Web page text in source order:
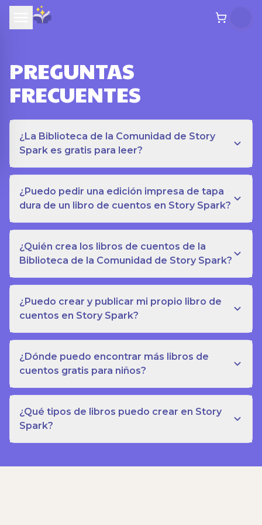
PREGUNTAS
FRECUENTES
¿La Biblioteca de la Comunidad de Story
Spark es gratis para leer?
¿Puedo pedir una edición impresa de tapa
dura de un libro de cuentos en Story Spark?
¿Quién crea los libros de cuentos de la
Biblioteca de la Comunidad de Story Spark?
¿Puedo crear y publicar mi propio libro de
cuentos en Story Spark?
¿Dónde puedo encontrar más libros de
cuentos gratis para niños?
¿Qué tipos de libros puedo crear en Story
Spark?